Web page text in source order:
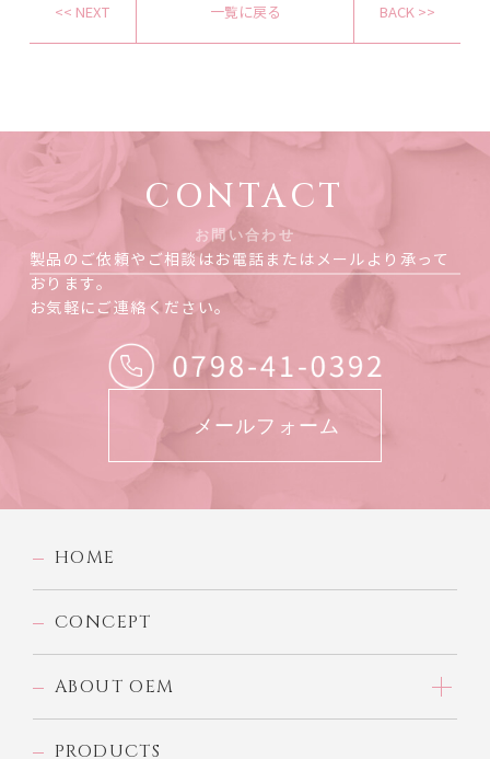
<< NEXT 一覧に戻る BACK >>
CONTACT
お問い合わせ
製品のご依頼やご相談はお電話またはメールより承って
おります。
お気軽にご連絡ください。
メールフォーム
HOME
CONCEPT
ABOUT OEM
PRODUCTS